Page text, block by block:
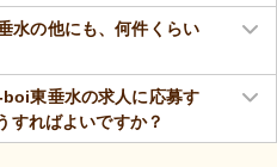
水の他にも、何件くらい
boi東垂水の求人に応募す
すればよいですか？